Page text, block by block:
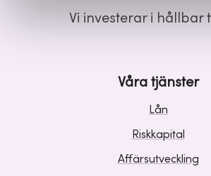
Vi investerar i hållbar
Våra tjänster
Lån
Riskkapital
Affärsutveckling